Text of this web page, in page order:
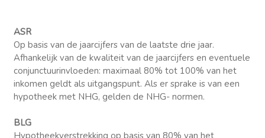
ASR
Op basis van de jaarcijfers van de laatste drie jaar.
Afhankelijk van de kwaliteit van de jaarcijfers en eventuele
conjunctuurinvloeden: maximaal 80% tot 100% van het
inkomen geldt als uitgangspunt. Als er sprake is van een
hypotheek met NHG, gelden de NHG- normen.
BLG